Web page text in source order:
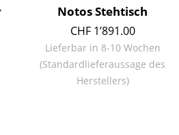
Notos Stehtisch
CHF 1’891.00
Lieferbar in 8-10 Wochen
(Standardlieferaussage des
Herstellers)